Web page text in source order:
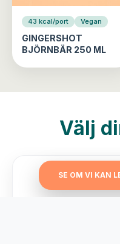
43 kcal/port Vegan
GINGERSHOT
BJÖRNBÄR 250 ML
Välj
Maxa träningen
SE OM VI KAN